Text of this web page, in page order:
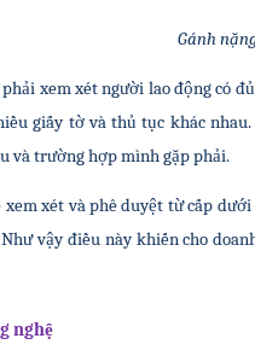
Gánh
phải xem xét người lao động có
giấy tờ và thủ tục khác
và trường hợp mình gặp phải.
xem xét và phê duyệt từ cấp
vậy điều này khiến cho
nghệ